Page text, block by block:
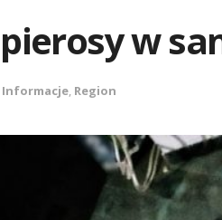
w
Informacje, Region